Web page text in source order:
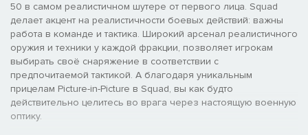
50 в самом реалистичном шутере от первого лица. Squad
делает акцент на реалистичности боевых действий: важны
работа в команде и тактика. Широкий арсенал реалистичного
оружия и техники у каждой фракции, позволяет игрокам
выбирать своё снаряжение в соответствии с
предпочитаемой тактикой. А благодаря уникальным
прицелам Picture-in-Picture в Squad, вы как будто
действительно целитесь во врага через настоящую военную
оптику.